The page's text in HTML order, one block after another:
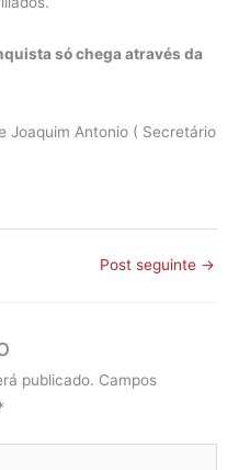
só chega através da
Joaquim Antonio ( Secretário
Post seguinte →
publicado. Campos